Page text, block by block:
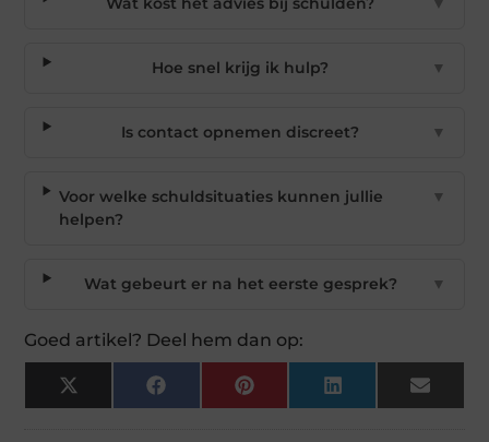
Hoe snel krijg ik hulp? ▼
Is contact opnemen discreet? ▼
Voor welke schuldsituaties kunnen jullie
helpen?
▼
Wat gebeurt er na het eerste gesprek? ▼
Goed artikel? Deel hem dan op:
X
(Twitter)
Facebook Pinterest LinkedIn Email